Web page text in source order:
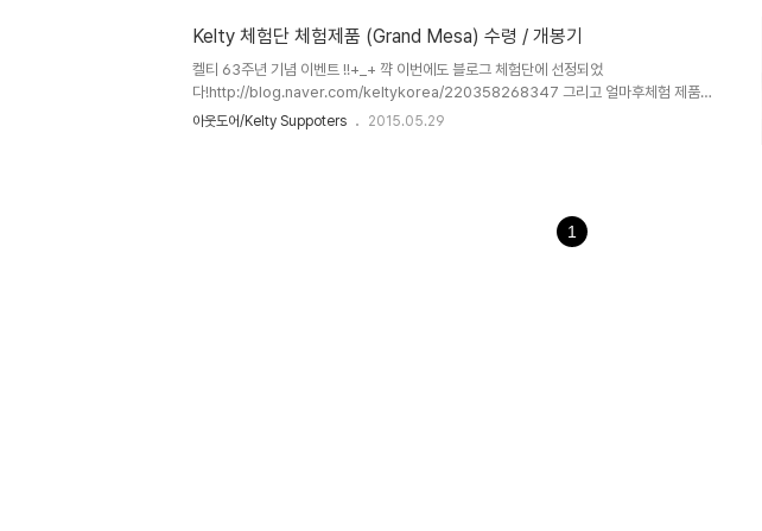
38cm * 제품정보 및 사이즈는 공급사 ..
Kelty 체험단 체험제품 (Grand Mesa) 수령 / 개봉기
​켈티 63주년 기념 이벤트 !!+_+ 꺅 이번에도 블로그 체험단에 선정되었
다!http://blog.naver.com/keltykorea/220358268347 그리고 얼마후​체험 제품을
수령했다.+_+ ​ ​​체험 제품인 Grand Mesa와 증정품인 Cache Box를 받음어디 한번 열
아웃도어/Kelty Suppoters 2015.05.29
1